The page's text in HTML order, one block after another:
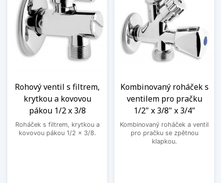
Rohový ventil s filtrem,
krytkou a kovovou
pákou 1/2 x 3/8
Roháček s filtrem, krytkou a
kovovou pákou 1/2 x 3/8.
Kombinovaný roháček s
ventilem pro pračku
1/2" x 3/8" x 3/4"
Kombinovaný roháček a ventil
pro pračku se zpětnou
klapkou.